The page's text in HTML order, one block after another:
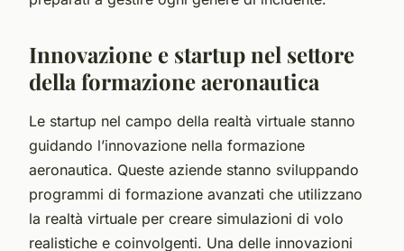
Innovazione e startup nel settore
della formazione aeronautica
Le startup nel campo della realtà virtuale stanno
guidando l’innovazione nella formazione
aeronautica. Queste aziende stanno sviluppando
programmi di formazione avanzati che utilizzano
la realtà virtuale per creare simulazioni di volo
realistiche e coinvolgenti. Una delle innovazioni